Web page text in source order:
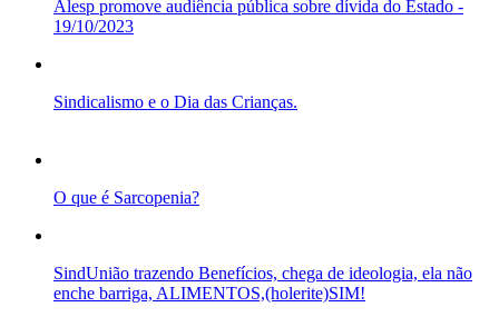
Alesp promove audiência pública sobre dívida do Estado -
19/10/2023
Sindicalismo e o Dia das Crianças.
O que é Sarcopenia?
SindUnião trazendo Benefícios, chega de ideologia, ela não
enche barriga, ALIMENTOS,(holerite)SIM!